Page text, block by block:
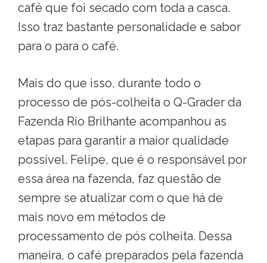
café que foi secado com toda a casca.
Isso traz bastante personalidade e sabor
para o para o café.
Mais do que isso, durante todo o
processo de pós-colheita o Q-Grader da
Fazenda Rio Brilhante acompanhou as
etapas para garantir a maior qualidade
possível. Felipe, que é o responsável por
essa área na fazenda, faz questão de
sempre se atualizar com o que há de
mais novo em métodos de
processamento de pós colheita. Dessa
maneira, o café preparados pela fazenda